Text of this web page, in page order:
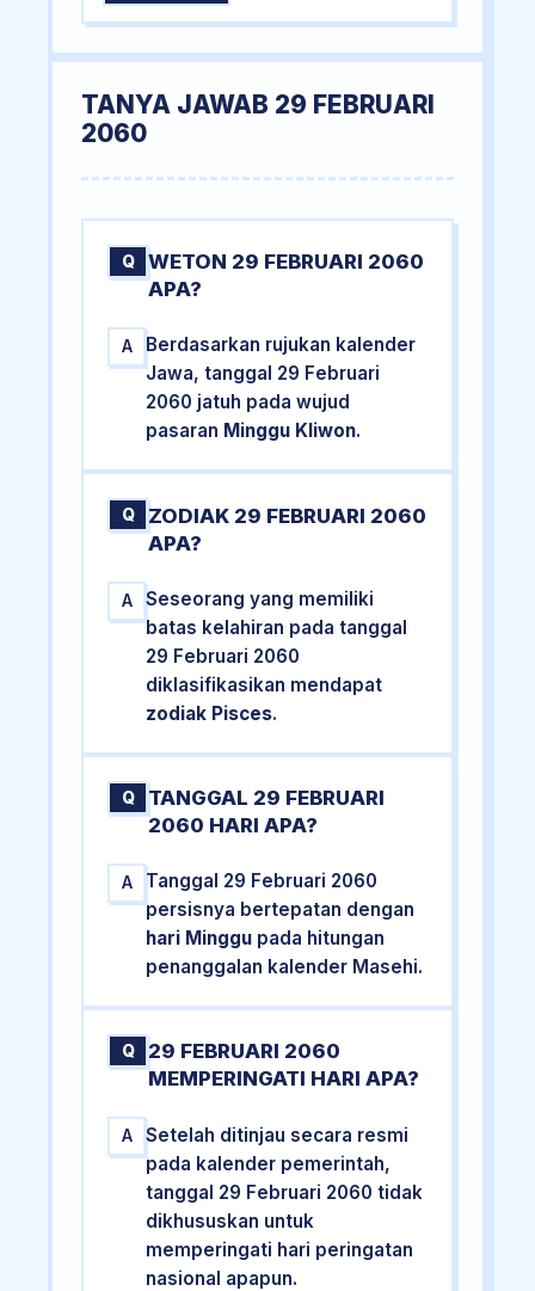
TANYA JAWAB 29 FEBRUARI
2060
Q
WETON 29 FEBRUARI 2060
APA?
A
Berdasarkan rujukan kalender
Jawa, tanggal 29 Februari
2060 jatuh pada wujud
pasaran Minggu Kliwon.
Q
ZODIAK 29 FEBRUARI 2060
APA?
A
Seseorang yang memiliki
batas kelahiran pada tanggal
29 Februari 2060
diklasifikasikan mendapat
zodiak Pisces.
Q
TANGGAL 29 FEBRUARI
2060 HARI APA?
A
Tanggal 29 Februari 2060
persisnya bertepatan dengan
hari Minggu pada hitungan
penanggalan kalender Masehi.
Q
29 FEBRUARI 2060
MEMPERINGATI HARI APA?
A
Setelah ditinjau secara resmi
pada kalender pemerintah,
tanggal 29 Februari 2060 tidak
dikhususkan untuk
memperingati hari peringatan
nasional apapun.